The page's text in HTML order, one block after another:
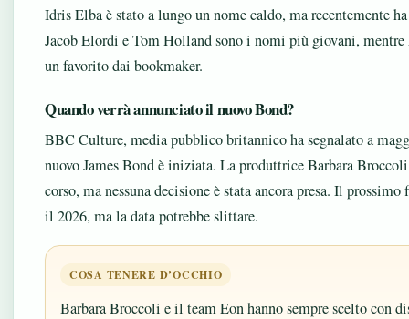
Idris Elba è stato a lungo un nome caldo, ma recentemente
Jacob Elordi e Tom Holland sono i nomi più giovani, mentre
un favorito dai bookmaker.
Quando verrà annunciato il nuovo Bond?
BBC Culture, media pubblico britannico ha segnalato a
nuovo James Bond è iniziata. La produttrice Barbara
corso, ma nessuna decisione è stata ancora presa. Il
il 2026, ma la data potrebbe slittare.
COSA TENERE D’OCCHIO
Barbara Broccoli e il team Eon hanno sempre scelto con